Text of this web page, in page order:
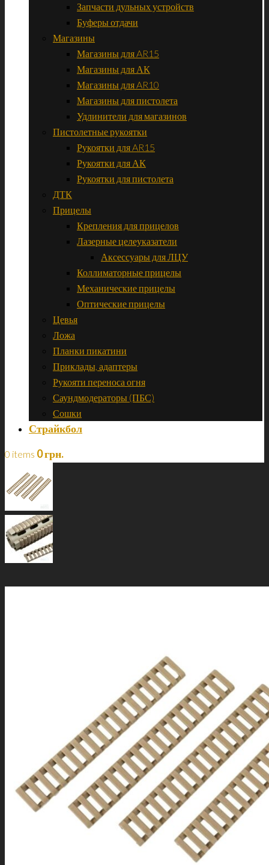
Запчасти дульных устройств
Буферы отдачи
Магазины
Магазины для AR15
Магазины для АК
Магазины для AR10
Магазины для пистолета
Удлинители для магазинов
Пистолетные рукоятки
Рукоятки для AR15
Рукоятки для АК
Рукоятки для пистолета
ДТК
Прицелы
Крепления для прицелов
Лазерные целеуказатели
Аксессуары для ЛЦУ
Коллиматорные прицелы
Механические прицелы
Оптические прицелы
Цевья
Ложа
Планки пикатини
Приклады, адаптеры
Рукояти переноса огня
Саундмодераторы (ПБС)
Сошки
Страйкбол
0 items 0грн.